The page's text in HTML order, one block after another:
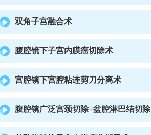
双角子宫融合术
腹腔镜下子宫内膜癌切除术
宫腔镜下宫腔粘连剪刀分离术
腹腔镜广泛宫颈切除+盆腔淋巴结切除